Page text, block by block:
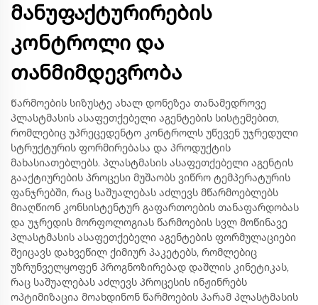
მანუფაქტურირების
კონტროლი და
თანმიმდევრობა
Წარმოების სიზუსტე ახალ დონეზეა თანამედროვე
პლასტმასის ასაფეთქებელი აგენტების სისტემებით,
რომლებიც უპრეცედენტო კონტროლს უწევენ უჯრედული
სტრუქტურის ფორმირებასა და პროდუქტის
მახასიათებლებს. პლასტმასის ასაფეთქებელი აგენტის
გააქტიურების პროცესი მუშაობს ვიწრო ტემპერატურის
ფანჯრებში, რაც საშუალებას აძლევს მწარმოებლებს
მიაღწიონ კონსისტენტურ გაფართოების თანაფარდობას
და უჯრედის მორფოლოგიას წარმოების სვლ მოწინავე
პლასტმასის ასაფეთქებელი აგენტების ფორმულაციები
შეიცავს დახვეწილ ქიმიურ პაკეტებს, რომლებიც
უზრუნველყოფენ პროგნოზირებად დაშლის კინეტიკას,
რაც საშუალებას აძლევს პროცესის ინჟინრებს
ოპტიმიზაცია მოახდინონ წარმოების პარამ პლასტმასის